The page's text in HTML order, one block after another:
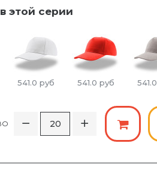
этой серии
541.0 руб 541.0 руб 541.0